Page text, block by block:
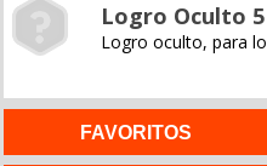
Logro Oculto 5
Logro oculto, para
FAVORITOS